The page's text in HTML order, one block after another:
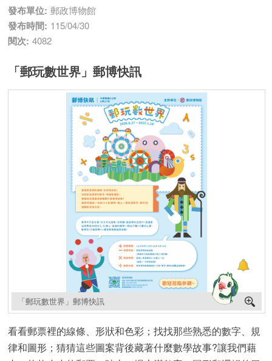
發布單位: 郵政博物館
發布時間: 115/04/30
閱次: 4082
「郵玩數世界」郵博快訊
「郵玩數世界」郵博快訊
看看郵票裡的線條、形狀和色彩；找找那些熟悉的數字、規
律和圖形；猜猜這些圖案背後藏著什麼數學故事?讓我們藉